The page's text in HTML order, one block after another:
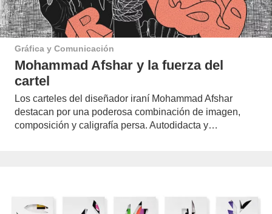
Gráfica y Comunicación
Mohammad Afshar y la fuerza del
cartel
Los carteles del diseñador iraní Mohammad Afshar
destacan por una poderosa combinación de imagen,
composición y caligrafía persa. Autodidacta y…